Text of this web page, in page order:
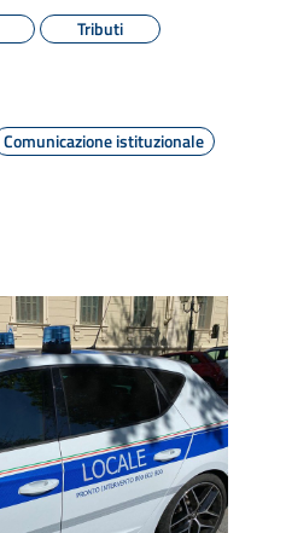
Tributi
Comunicazione istituzionale